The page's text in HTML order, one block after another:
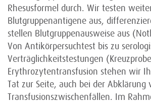
Rhesusformel durch. Wir testen
Blutgruppenantigene aus,
stellen Blutgruppenausweise aus
Von Antikörpersuchtest bis zu
Verträglichkeitstestungen
Erythrozytentransfusion stehen wir
Tat zur Seite, auch bei der Abklärung
Transfusionszwischenfällen. Im